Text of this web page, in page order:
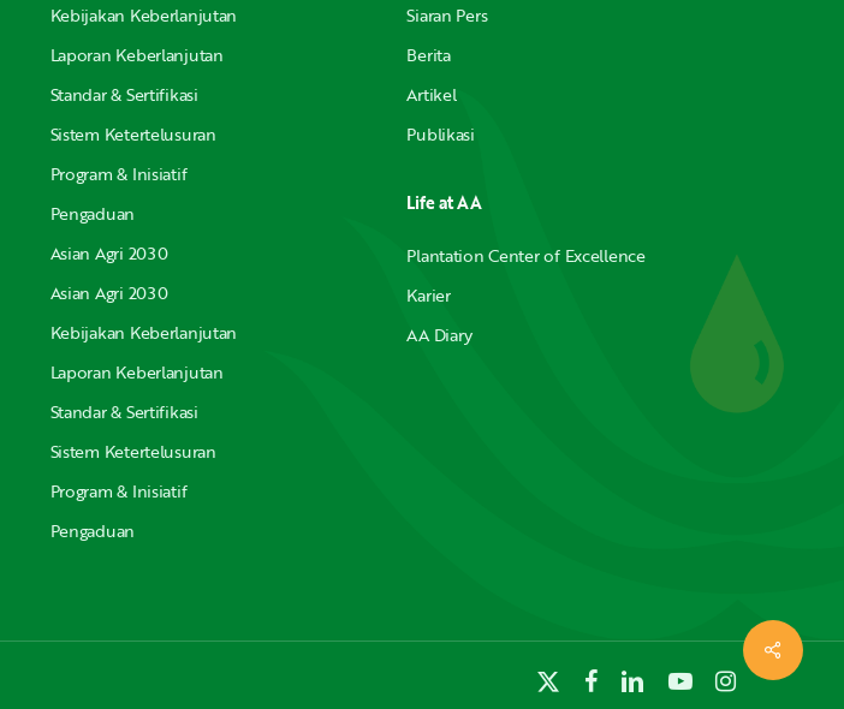
Kebijakan Keberlanjutan
Laporan Keberlanjutan
Standar & Sertifikasi
Sistem Ketertelusuran
Program & Inisiatif
Pengaduan
Asian Agri 2030
Asian Agri 2030
Kebijakan Keberlanjutan
Laporan Keberlanjutan
Standar & Sertifikasi
Sistem Ketertelusuran
Program & Inisiatif
Pengaduan
Siaran Pers
Berita
Artikel
Publikasi
Life at AA
Plantation Center of Excellence
Karier
AA Diary
x-
facebooklinkedinyoutubeinstagram